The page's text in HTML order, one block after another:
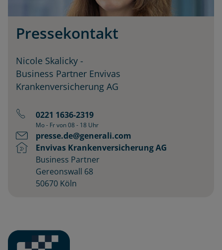
Pressekontakt
Nicole Skalicky -
Business Partner Envivas
Krankenversicherung AG
0221 1636-2319
Mo - Fr von 08 - 18 Uhr
presse.de@generali.com
Envivas Krankenversicherung AG
Business Partner
Gereonswall 68
50670 Köln